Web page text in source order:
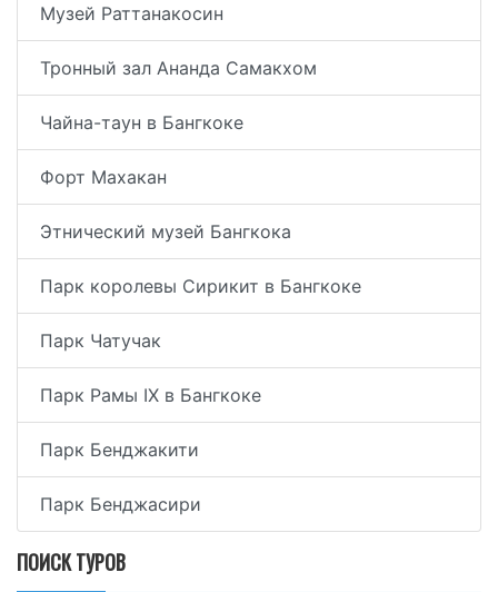
Музей Раттанакосин
Тронный зал Ананда Самакхом
Чайна-таун в Бангкоке
Форт Махакан
Этнический музей Бангкока
Парк королевы Сирикит в Бангкоке
Парк Чатучак
Парк Рамы IX в Бангкоке
Парк Бенджакити
Парк Бенджасири
ПОИСК ТУРОВ